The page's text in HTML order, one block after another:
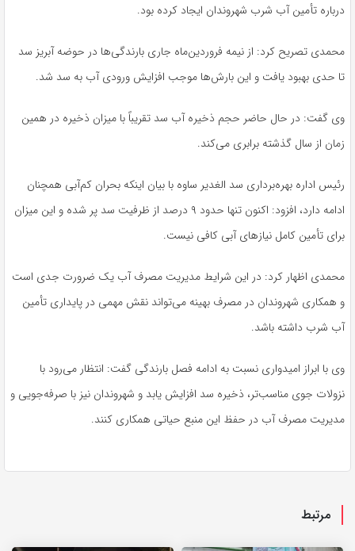
درباره تأمین آب شرب شهروندان ایجاد کرده بود.
محمدی تصریح کرد: از نیمه فروردین‌ماه جاری بارندگی‌ها در حوضه آبریز سد
تا حدی بهبود یافت و این بارش‌ها موجب افزایش ورودی آب به سد شد.
وی گفت: در حال حاضر حجم ذخیره آب سد تقریباً با میزان ذخیره در همین
زمان از سال گذشته برابری می‌کند.
رئیس اداره بهره‌برداری سد الغدیر ساوه با بیان اینکه بحران کم‌آبی همچنان
ادامه دارد، افزود: اکنون تنها حدود ۹ درصد از ظرفیت سد پر شده و این میزان
برای تأمین کامل نیازهای آبی کافی نیست.
محمدی اظهار کرد: در این شرایط مدیریت مصرف آب یک ضرورت جدی است
و همکاری شهروندان در مصرف بهینه می‌تواند نقش مهمی در پایداری تأمین
آب شرب داشته باشد.
وی با ابراز امیدواری نسبت به ادامه فصل بارندگی گفت: انتظار می‌رود با
نزولات جوی مناسب‌تر، ذخیره سد افزایش یابد و شهروندان نیز با صرفه‌جویی و
مدیریت مصرف آب در حفظ این منبع حیاتی همکاری کنند.
مرتبط